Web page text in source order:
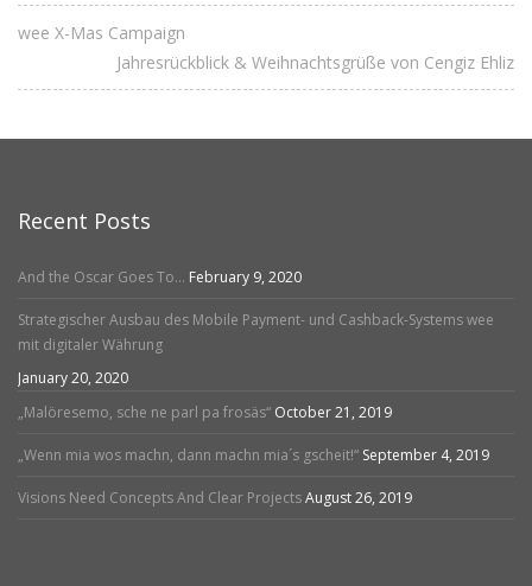
wee X-Mas Campaign
Jahresrückblick & Weihnachtsgrüße von Cengiz Ehliz
Recent Posts
And the Oscar Goes To… February 9, 2020
Strategischer Ausbau des Mobile Payment- und Cashback-Systems wee
mit digitaler Währung
January 20, 2020
„Malöresemo, sche ne parl pa frosäs“ October 21, 2019
„Wenn mia wos machn, dann machn mia´s gscheit!“ September 4, 2019
Visions Need Concepts And Clear ProjectsAugust 26, 2019